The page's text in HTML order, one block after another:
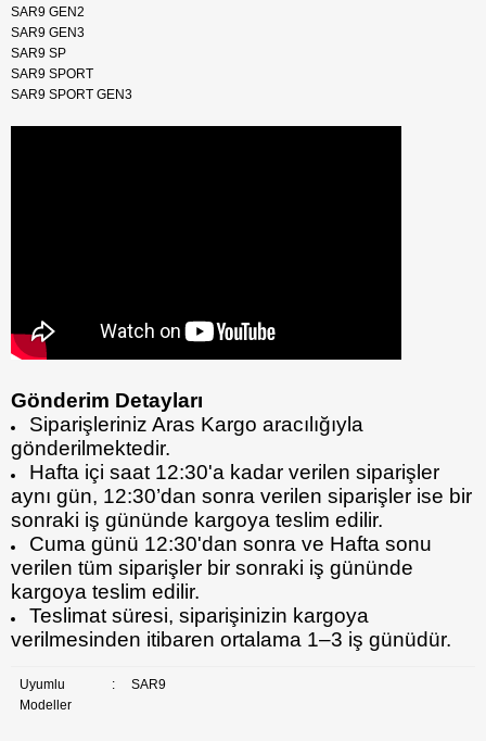
SAR9 GEN2
SAR9 GEN3
SAR9 SP
SAR9 SPORT
SAR9 SPORT GEN3
Gönderim Detayları
Siparişleriniz Aras Kargo aracılığıyla
gönderilmektedir.
Hafta içi saat 12:30'a kadar verilen siparişler
aynı gün, 12:30’dan sonra verilen siparişler ise bir
sonraki iş gününde kargoya teslim edilir.
Cuma günü 12:30'dan sonra ve Hafta sonu
verilen tüm siparişler bir sonraki iş gününde
kargoya teslim edilir.
Teslimat süresi, siparişinizin kargoya
verilmesinden itibaren ortalama 1–3 iş günüdür.
Uyumlu
Modeller
: SAR9